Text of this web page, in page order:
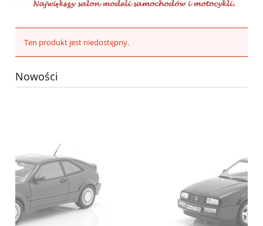
Ten produkt jest niedostępny.
Nowości